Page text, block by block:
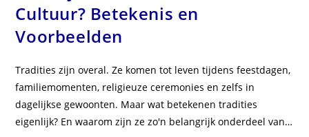
Cultuur? Betekenis en
Voorbeelden
Tradities zijn overal. Ze komen tot leven tijdens feestdagen,
familiemomenten, religieuze ceremonies en zelfs in
dagelijkse gewoonten. Maar wat betekenen tradities
eigenlijk? En waarom zijn ze zo'n belangrijk onderdeel van…